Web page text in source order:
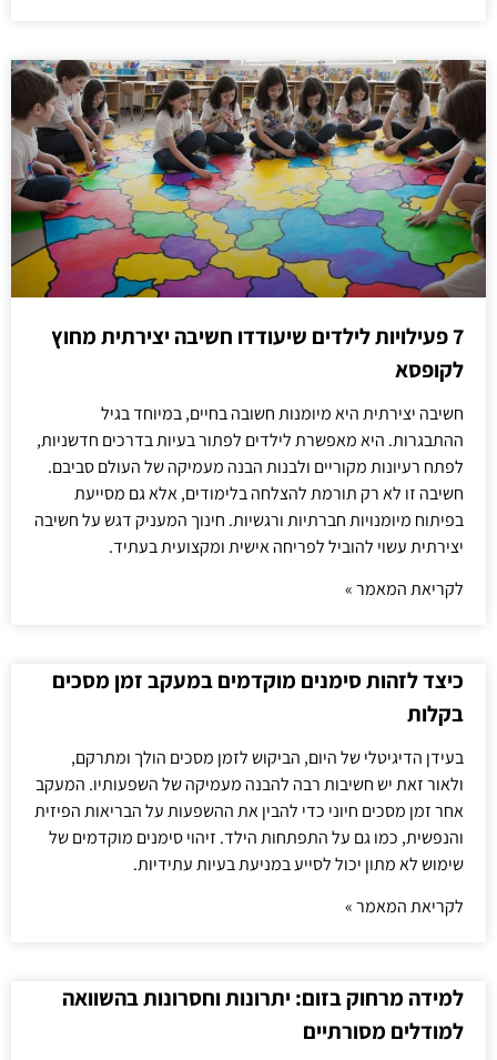
7 פעילויות לילדים שיעודדו חשיבה יצירתית מחוץ
לקופסא
חשיבה יצירתית היא מיומנות חשובה בחיים, במיוחד בגיל
ההתבגרות. היא מאפשרת לילדים לפתור בעיות בדרכים חדשניות,
לפתח רעיונות מקוריים ולבנות הבנה מעמיקה של העולם סביבם.
חשיבה זו לא רק תורמת להצלחה בלימודים, אלא גם מסייעת
בפיתוח מיומנויות חברתיות ורגשיות. חינוך המעניק דגש על חשיבה
יצירתית עשוי להוביל לפריחה אישית ומקצועית בעתיד.
לקריאת המאמר »
כיצד לזהות סימנים מוקדמים במעקב זמן מסכים
בקלות
בעידן הדיגיטלי של היום, הביקוש לזמן מסכים הולך ומתרקם,
ולאור זאת יש חשיבות רבה להבנה מעמיקה של השפעותיו. המעקב
אחר זמן מסכים חיוני כדי להבין את ההשפעות על הבריאות הפיזית
והנפשית, כמו גם על התפתחות הילד. זיהוי סימנים מוקדמים של
שימוש לא מתון יכול לסייע במניעת בעיות עתידיות.
לקריאת המאמר »
למידה מרחוק בזום: יתרונות וחסרונות בהשוואה
למודלים מסורתיים